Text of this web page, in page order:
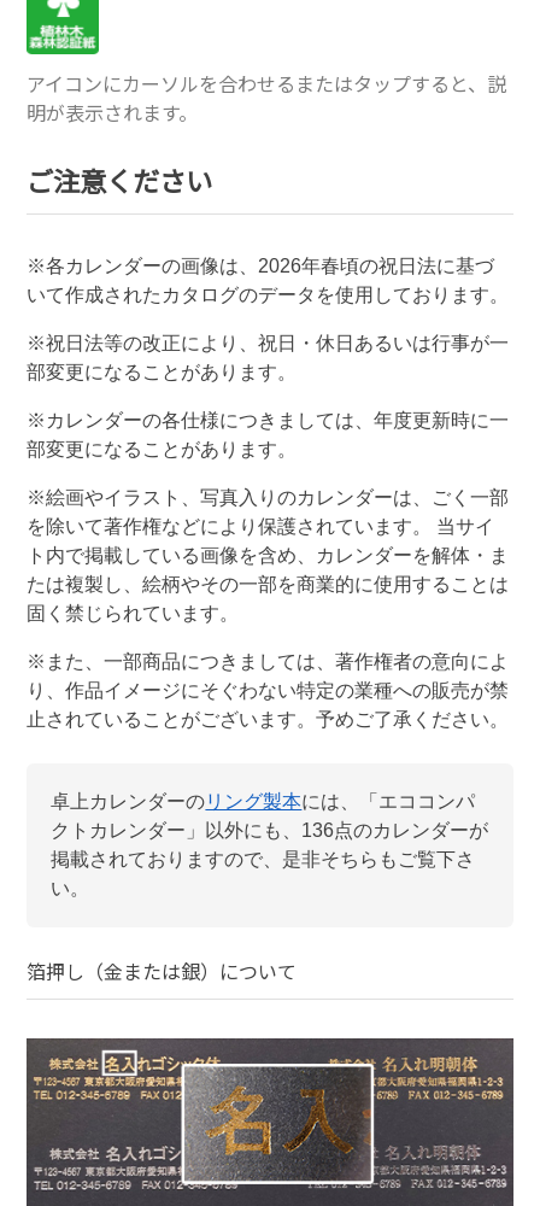
アイコンにカーソルを合わせるまたはタップすると、説
明が表示されます。
ご注意ください
※各カレンダーの画像は、 2026年春頃の祝日法に基づ
いて作成されたカタログのデータを使用しております。
※祝日法等の改正により、祝日・休日あるいは行事が一
部変更になることがあります。
※カレンダーの各仕様につきましては、年度更新時に一
部変更になることがあります。
※絵画やイラスト、写真入りのカレンダーは、ごく一部
を除いて著作権などにより保護されています。 当サイ
ト内で掲載している画像を含め、カレンダーを解体・ま
たは複製し、絵柄やその一部を商業的に使用することは
固く禁じられています。
※また、一部商品につきましては、著作権者の意向によ
り、作品イメージにそぐわない特定の業種への販売が禁
止されていることがございます。予めご了承ください。
卓上カレンダーのリング製本には、「 エココンパ
クトカレンダー 」以外にも、 136点のカレンダーが
掲載されておりますので、是非そちらもご覧下さ
い。
箔押し（金または銀） について